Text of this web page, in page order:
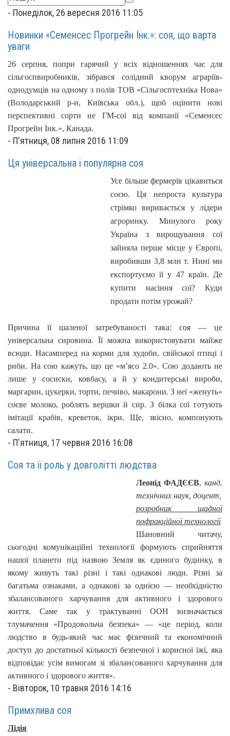
- Понеділок, 26 вересня 2016 11:05
Новинки «Семенсес Прогрейн Інк.»: соя, що варта
уваги
26 серпня, попри гарячий у всіх відношеннях час для
сільгоспвиробників, зібрався солідний кворум аграріїв-
однодумців на одному з полів ТОВ «Сільгосптехніка Нова»
(Володарський р-н, Київська обл.), щоб оцінити нові
перспективні сорти не ГМ-сої від компанії «Семенсес
Прогрейн Інк.», Канада.
- П'ятниця, 08 липня 2016 11:09
Ця універсальна і популярна соя
Усе більше фермерів цікавиться
соєю. Ця непроста культура
стрімко виривається у лідери
агроринку. Минулого року
Україна з вирощування сої
зайняла перше місце у Європі,
виробивши 3,8 млн т. Нині ми
експортуємо її у 47 країн. Де
купити насіння сої? Куди
продати потім урожай?
Причина її шаленої затребуваності така: соя — це
універсальна сировина. Її можна використовувати майже
всюди. Насамперед на корми для худоби, свійської птиці і
риби. На сою кажуть, що це «м’ясо 2.0». Сою додають не
лише у сосиски, ковбасу, а й у кондитерські вироби,
маргарин, цукерки, торти, печиво, макарони. З неї «женуть»
соєве молоко, роблять вершки й сир. З білка сої готують
імітації крабів, креветок, ікри. Ще, звісно, компонують
салати.
- П'ятниця, 17 червня 2016 16:08
Соя та її роль у довголітті людства
Леонід ФАДЄЄВ, канд.
технічних наук, доцент,
розробник щадної
пофракційної технології
Шановний читачу,
сьогодні комунікаційні технології формують сприйняття
нашої планети під назвою Земля як єдиного будинку, в
якому живуть такі різні і такі однакові люди. Різні за
багатьма ознаками, а однакові за однією — необхідністю
збалансованого харчування для активного і здорового
життя. Саме так у трактуванні ООН визначається
тлумачення «Продовольча безпека» — «це період, коли
людство в будь-який час має фізичний та економічний
доступ до достатньої кількості безпечної і корисної їжі, яка
відповідає усім вимогам зі збалансованого харчування для
активного і здорового життя».
- Вівторок, 10 травня 2016 14:16
Примхлива соя
Лідія